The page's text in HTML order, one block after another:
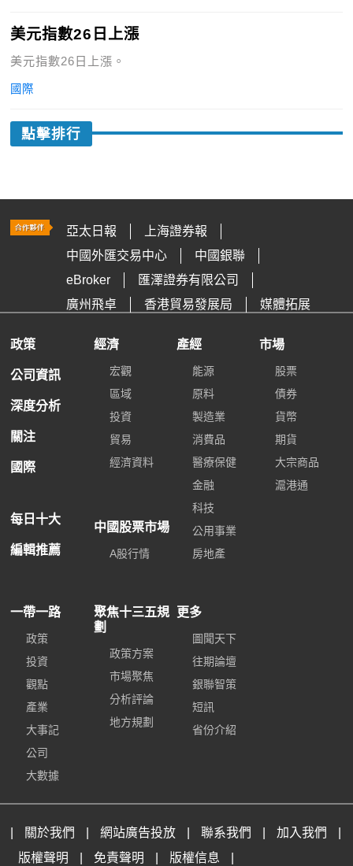
美元指數26日上漲
美元指數26日上漲。
國際
點擊排行
亞太日報
上海證券報
中國外匯交易中心
中國銀聯
eBroker
匯澤證券有限公司
廣州飛卓
香港貿易發展局 媒體拓展
政策
公司資訊
深度分析
關注
國際
每日十大
編輯推薦
經濟
宏觀
區域
投資
貿易
經濟資料
中國股票市場
A股行情
產經
能源
原料
製造業
消費品
醫療保健
金融
科技
公用事業
房地產
市場
股票
債券
貨幣
期貨
大宗商品
滬港通
一帶一路
政策
投資
觀點
產業
大事記
公司
大數據
聚焦十三五規
劃
政策方案
市場聚焦
分析評論
地方規劃
更多
圖聞天下
往期論壇
銀聯智策
短訊
省份介紹
關於我們 網站廣告投放 聯系我們 加入我們
版權聲明
免責聲明 版權信息